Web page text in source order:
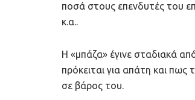
ποσά στους επενδυτές του
κ.α..
Η «μπάζα» έγινε σταδιακά
πρόκειται για απάτη και
σε βάρος του.